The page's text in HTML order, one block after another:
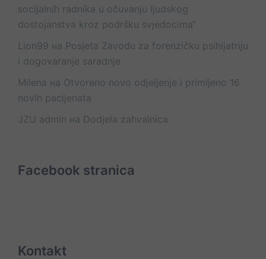
socijalnih radnika u očuvanju ljudskog
dostojanstva kroz podršku svjedocima“
Lion99 на Posjeta Zavodu za forenzičku psihijatriju
i dogovaranje saradnje
Milena на Otvoreno novo odjeljenje i primljeno 16
novih pacijenata
JZU admin на Dodjela zahvalnica
Facebook stranica
Kontakt